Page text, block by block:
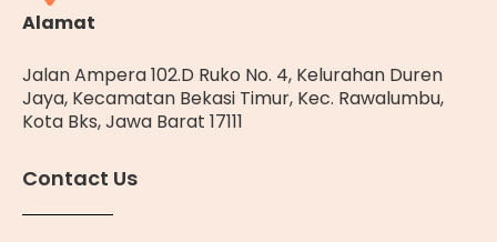
Alamat
Jalan Ampera 102.D Ruko No. 4, Kelurahan Duren
Jaya, Kecamatan Bekasi Timur, Kec. Rawalumbu,
Kota Bks, Jawa Barat 17111
Contact Us